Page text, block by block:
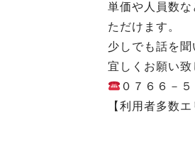
単価や人員数
ただけます。
少しでも話を聞
宜しくお願い致
０７６６－
【利用者多数